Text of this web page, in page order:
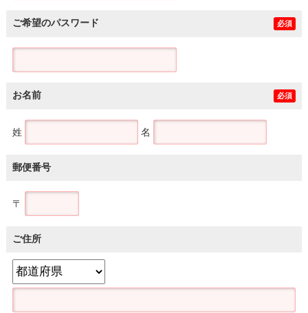
ご希望のパスワード 必須
お名前 必須
姓 名
郵便番号
〒
ご住所